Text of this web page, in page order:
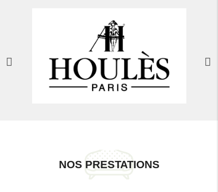
NOS PRESTATIONS